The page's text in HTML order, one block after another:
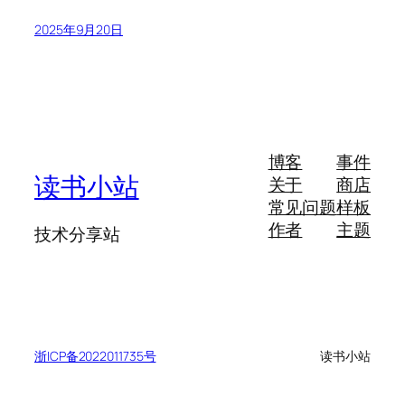
2025年9月20日
读书小站
技术分享站
博客
关于
常见问题
作者
事件
商店
样板
主题
浙ICP备2022011735号 读书小站